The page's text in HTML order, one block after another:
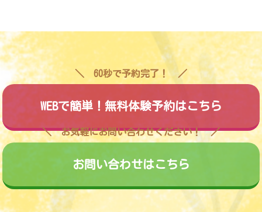
60秒で予約完了！
WEBで簡単！無料体験予約はこちら
お気軽にお問い合わせください！
お問い合わせはこちら